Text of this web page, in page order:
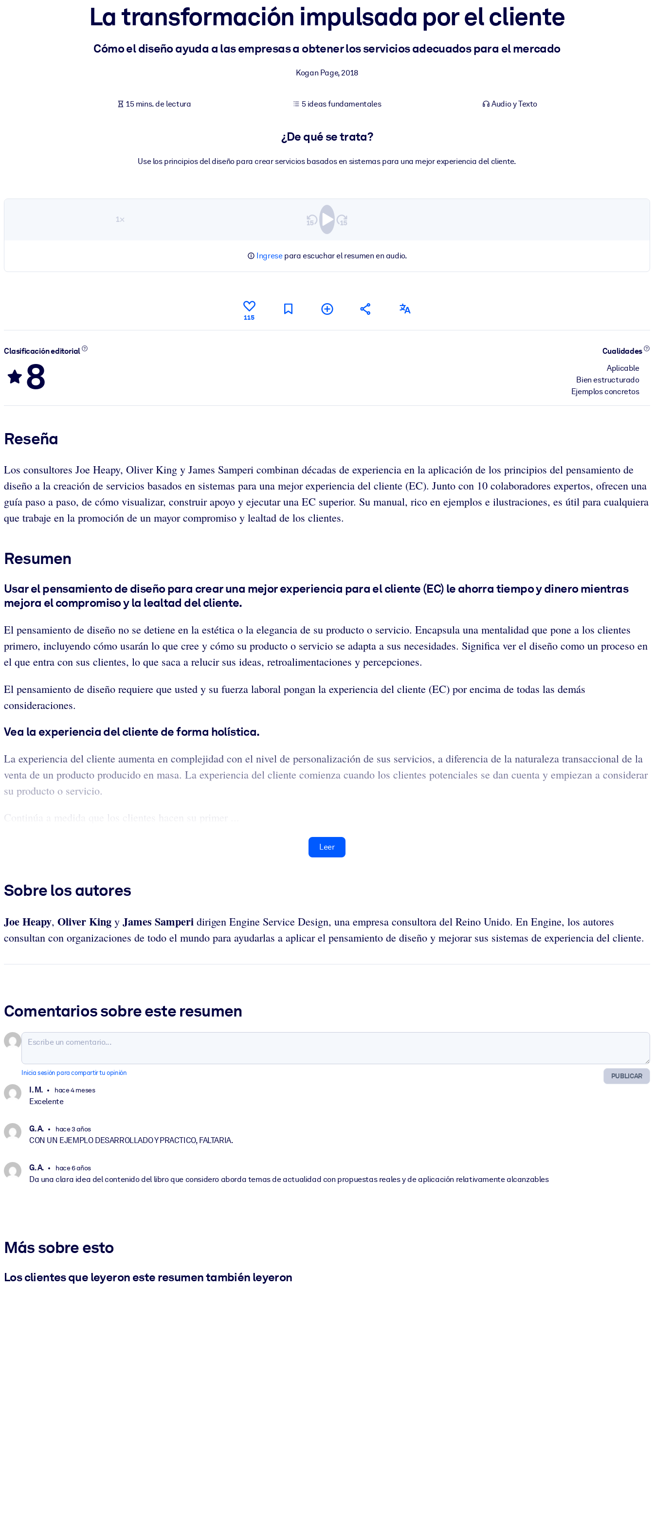
Para bibliotecas corporativas
Enriquezca su biblioteca corporativa con conocimientos empresariales confiables y listos para usar.
Alimente sus sistemas de IA con conocimientos fiables y estructurados para mejorar los resultados.
La transformación impulsada por el cliente
Cómo el diseño ayuda a las empresas a obtener los servicios adecuados para el mercado
Kogan Page,2018
15 mins. de lectura 5 ideas fundamentales Audio y Texto
¿De qué se trata?
Use los principios del diseño para crear servicios basados en sistemas para una mejor experiencia del cliente.
1×
Ingresepara escuchar el resumen en audio.
115
Clasificación editorial
8
Cualidades
Aplicable
Bien estructurado
Ejemplos concretos
Reseña
Los consultores Joe Heapy, Oliver King y James Samperi combinan décadas de experiencia en la aplicación de los principios del pensamiento de
diseño a la creación de servicios basados en sistemas para una mejor experiencia del cliente (EC). Junto con 10 colaboradores expertos, ofrecen una
guía paso a paso, de cómo visualizar, construir apoyo y ejecutar una EC superior. Su manual, rico en ejemplos e ilustraciones, es útil para cualquiera
que trabaje en la promoción de un mayor compromiso y lealtad de los clientes.
Resumen
Usar el pensamiento de diseño para crear una mejor experiencia para el cliente (EC) le ahorra tiempo y dinero mientras
mejora el compromiso y la lealtad del cliente.
El pensamiento de diseño no se detiene en la estética o la elegancia de su producto o servicio. Encapsula una mentalidad que pone a los clientes
primero, incluyendo cómo usarán lo que cree y cómo su producto o servicio se adapta a sus necesidades. Significa ver el diseño como un proceso en
el que entra con sus clientes, lo que saca a relucir sus ideas, retroalimentaciones y percepciones.
El pensamiento de diseño requiere que usted y su fuerza laboral pongan la experiencia del cliente (EC) por encima de todas las demás
consideraciones.
Vea la experiencia del cliente de forma holística.
La experiencia del cliente aumenta en complejidad con el nivel de personalización de sus servicios, a diferencia de la naturaleza transaccional de la
venta de un producto producido en masa. La experiencia del cliente comienza cuando los clientes potenciales se dan cuenta y empiezan a considerar
su producto o servicio.
Continúa a medida que los clientes hacen su primer ...
Leer
Sobre los autores
Joe Heapy, Oliver King y James Samperi dirigen Engine Service Design, una empresa consultora del Reino Unido. En Engine, los autores
consultan con organizaciones de todo el mundo para ayudarlas a aplicar el pensamiento de diseño y mejorar sus sistemas de experiencia del cliente.
Comentarios sobre este resumen
PUBLICAR
Inicia sesión para compartir tu opinión
I. M. hace 4 meses
Excelente
G. A. hace 3 años
CON UN EJEMPLO DESARROLLADO Y PRACTICO, FALTARIA.
G. A. hace 6 años
Da una clara idea del contenido del libro que considero aborda temas de actualidad con propuestas reales y de aplicación relativamente alcanzables
Más sobre esto
Los clientes que leyeron este resumen también leyeron